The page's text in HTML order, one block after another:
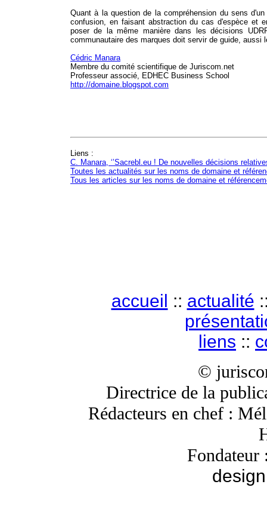
Quant à la question de la compréhension du sens
confusion, en faisant abstraction du cas d'espèce et
poser de la même manière dans les décisions
communautaire des marques doit servir de guide, aussi
Cédric Manara
Membre du comité scientifique de Juriscom.net
Professeur associé, EDHEC Business School
http://domaine.blogspot.com
Liens :
C. Manara, ‘’Sacrebl.eu ! De nouvelles décisions
Toutes les actualités sur les noms de domaine et
Tous les articles sur les noms de domaine et
accueil :: actualité
liens ::
©
Directrice de la
Rédacteurs en chef :
design